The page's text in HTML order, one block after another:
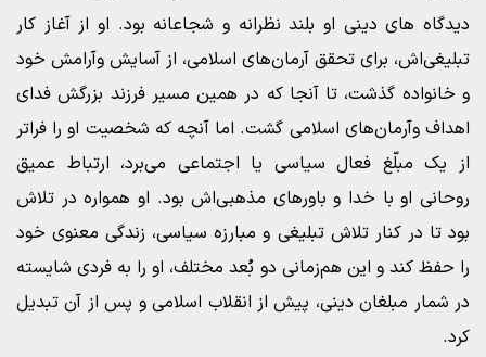
دیدگاه های دینی او بلند نظرانه و شجاعانه بود. او از آغاز کار
تبلیغی‌اش، برای تحقق آرمان‌های اسلامی، از آسایش وآرامش خود
و خانواده گذشت، تا آنجا که در همین مسیر فرزند بزرگش فدای
اهداف وآرمان‌های اسلامی گشت. اما آنچه که شخصیت او را فراتر
از یک مبلّغ فعال سیاسی یا اجتماعی می‌برد، ارتباط عمیق
روحانی او با خدا و باورهای مذهبی‌اش بود. او همواره در تلاش
بود تا در کنار تلاش تبلیغی و مبارزه سیاسی، زندگی معنوی خود
را حفظ کند و این هم‌زمانی دو بُعد مختلف، او را به فردی شایسته
در شمار مبلغان دینی، پیش از انقلاب اسلامی و پس از آن تبدیل
کرد.